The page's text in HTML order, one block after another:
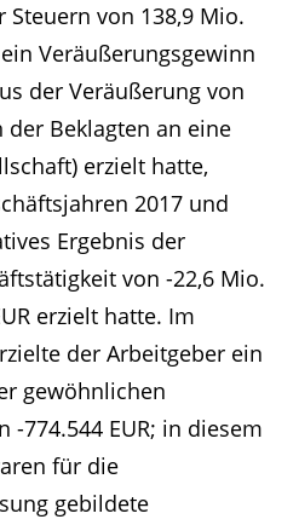
von 138,9 Mio.
Veräußerungsgewinn
der Veräußerung von
Beklagten an eine
erzielt hatte,
2017 und
Ergebnis der
von -22,6 Mio.
erzielt hatte. Im
der Arbeitgeber ein
gewöhnlichen
-774.544 EUR; in diesem
für die
gebildete